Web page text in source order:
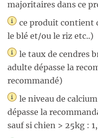
majoritaires dans ce
ce produit contient
le blé et/ou le riz etc..)
le taux de cendres
adulte dépasse la
recommandé)
le niveau de
dépasse la
sauf si chien > 25kg :